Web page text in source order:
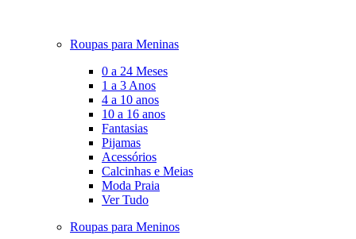
Roupas para Meninas
0 a 24 Meses
1 a 3 Anos
4 a 10 anos
10 a 16 anos
Fantasias
Pijamas
Acessórios
Calcinhas e Meias
Moda Praia
Ver Tudo
Roupas para Meninos